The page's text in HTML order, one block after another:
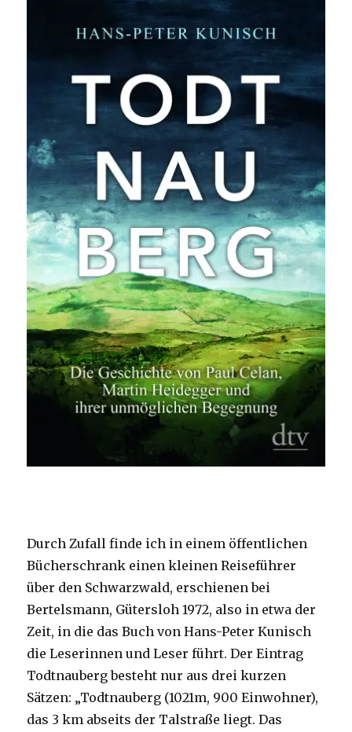
Durch Zufall finde ich in einem öffentlichen
Bücherschrank einen kleinen Reiseführer
über den Schwarzwald, erschienen bei
Bertelsmann, Gütersloh 1972, also in etwa der
Zeit, in die das Buch von Hans-Peter Kunisch
die Leserinnen und Leser führt. Der Eintrag
Todtnauberg besteht nur aus drei kurzen
Sätzen: „Todtnauberg (1021m, 900 Einwohner),
das 3 km abseits der Talstraße liegt. Das